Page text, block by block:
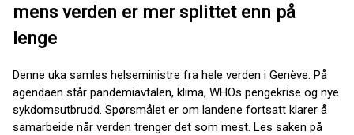
mens verden er mer splittet enn på
lenge
Denne uka samles helseministre fra hele verden i Genève. På
agendaen står pandemiavtalen, klima, WHOs pengekrise og nye
sykdomsutbrudd. Spørsmålet er om landene fortsatt klarer å
samarbeide når verden trenger det som mest. Les saken på